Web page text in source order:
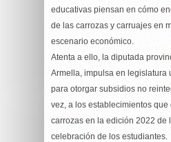
educativas piensan en cómo
de las carrozas y carruajes en
escenario económico.
Atenta a ello, la diputada
Armella, impulsa en legislatura
para otorgar subsidios no
vez, a los establecimientos
carrozas en la edición 2022 de
celebración de los estudiantes.